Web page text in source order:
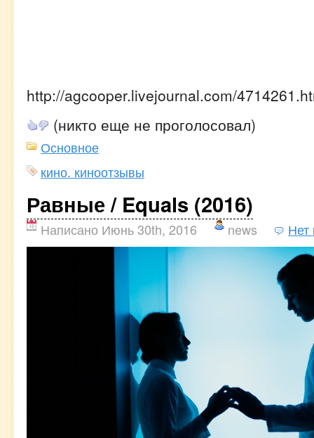
http://agcooper.livejournal.com/
(никто еще не проголосовал)
Основное
кино. киноотзывы
Равные / Equals (2016)
Написано Июнь 30th, 2016 news Нет